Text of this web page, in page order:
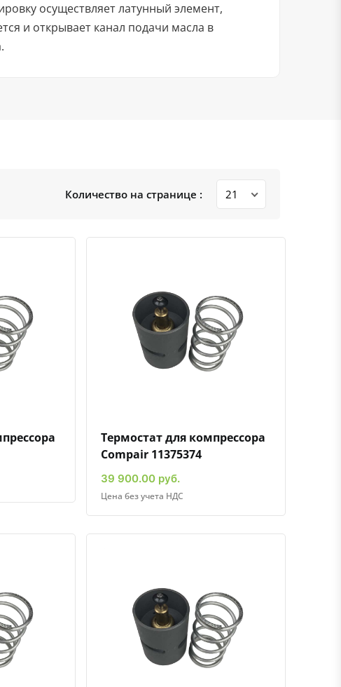
осуществляет латунный элемент,
и открывает канал подачи масла в
Количество на странице :
к сравнению
Добавить в избранное Быстрый просмотрДобавить к сравнениюДобавить в избранное
Термостат для компрессора
Compair 11375374
39 900.00 руб.
Цена без учета НДС
к сравнению
Добавить в избранное Быстрый просмотрДобавить к сравнениюДобавить в избранное